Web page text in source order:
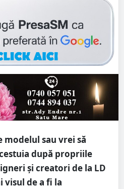
sau vrei să
după propriile
și creatori de la LD
de a fi la